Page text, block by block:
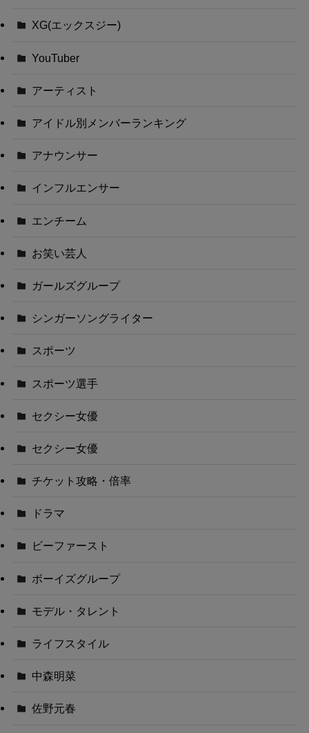
XG(エックスジー)
YouTuber
アーティスト
アイドル別メンバーランキング
アナウンサー
インフルエンサー
エンチーム
お笑い芸人
ガールズグループ
シンガーソングライター
スポーツ
スポーツ選手
セクシー女優
セクシー女優
チケット攻略・倍率
ドラマ
ビーファースト
ボーイズグループ
モデル・タレント
ライフスタイル
中森明菜
佐野元春